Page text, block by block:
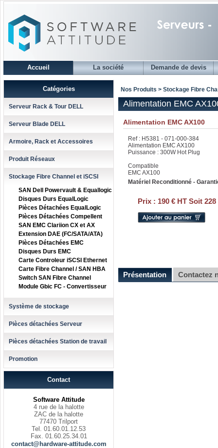
Accueil La société Demande de devis
Catégories
Serveur Rack & Tour DELL
Serveur Blade DELL
Armoire, Rack et Accessoires
Produit Réseaux
Stockage Fibre Channel et iSCSI
SAN Dell Powervault & Equallogic
Disques Durs EqualLogic
Pièces Détachées EqualLogic
Pièces Détachées Compellent
SAN EMC Clariion CX et AX
Extension DAE (FC/SATA/ATA)
Pièces Détachées EMC
Disques Durs EMC
Carte Controleur iSCSI Ethernet
Carte Fibre Channel / SAN HBA
Switch SAN Fibre Channel
Module Gbic FC - Convertisseur
Système de stockage
Pièces détachées Serveur
Pièces détachées Station de travail
Promotion
Contact
Software Attitude
4 rue de la halotte
ZAC de la halotte
77470 Trilport
Tel. 01.60.01.12.53
Fax. 01.60.25.34.01
contact@hardware-attitude.com
Nos Produits > Stockage Fibre
Alimentation EMC
Alimentation EMC AX100
Ref : H5381 - 071-000-384
Alimentation EMC AX100
Puissance : 300W Hot Plug
Compatible
EMC AX100
Matériel Reconditionné -
Prix : 190 € HT Soit 228
Présentation Contactez